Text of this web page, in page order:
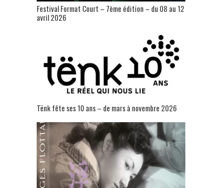
Festival Format Court – 7ème édition – du 08 au 12
avril 2026
Tënk fête ses 10 ans – de mars à novembre 2026